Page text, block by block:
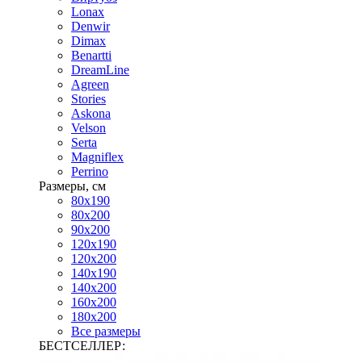
Lonax
Denwir
Dimax
Benartti
DreamLine
Agreen
Stories
Askona
Velson
Serta
Magniflex
Perrino
Размеры, см
80х190
80х200
90х200
120х190
120х200
140х190
140х200
160х200
180х200
Все размеры
БЕСТСЕЛЛЕР: